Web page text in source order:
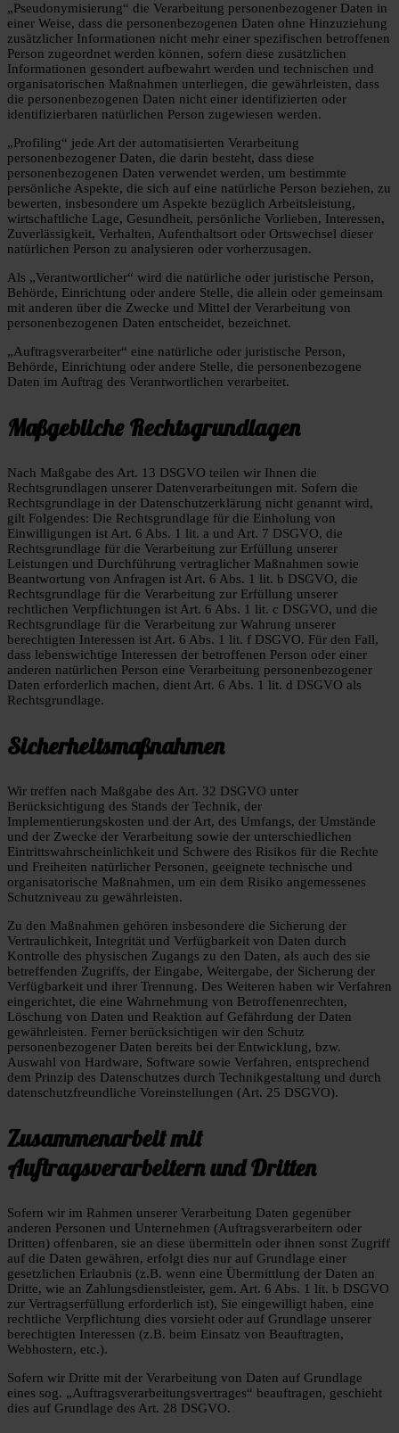
„Pseudonymisierung“ die Verarbeitung personenbezogener Daten in
einer Weise, dass die personenbezogenen Daten ohne Hinzuziehung
zusätzlicher Informationen nicht mehr einer spezifischen betroffenen
Person zugeordnet werden können, sofern diese zusätzlichen
Informationen gesondert aufbewahrt werden und technischen und
organisatorischen Maßnahmen unterliegen, die gewährleisten, dass
die personenbezogenen Daten nicht einer identifizierten oder
identifizierbaren natürlichen Person zugewiesen werden.
„Profiling“ jede Art der automatisierten Verarbeitung
personenbezogener Daten, die darin besteht, dass diese
personenbezogenen Daten verwendet werden, um bestimmte
persönliche Aspekte, die sich auf eine natürliche Person beziehen, zu
bewerten, insbesondere um Aspekte bezüglich Arbeitsleistung,
wirtschaftliche Lage, Gesundheit, persönliche Vorlieben, Interessen,
Zuverlässigkeit, Verhalten, Aufenthaltsort oder Ortswechsel dieser
natürlichen Person zu analysieren oder vorherzusagen.
Als „Verantwortlicher“ wird die natürliche oder juristische Person,
Behörde, Einrichtung oder andere Stelle, die allein oder gemeinsam
mit anderen über die Zwecke und Mittel der Verarbeitung von
personenbezogenen Daten entscheidet, bezeichnet.
„Auftragsverarbeiter“ eine natürliche oder juristische Person,
Behörde, Einrichtung oder andere Stelle, die personenbezogene
Daten im Auftrag des Verantwortlichen verarbeitet.
Maßgebliche Rechtsgrundlagen
Nach Maßgabe des Art. 13 DSGVO teilen wir Ihnen die
Rechtsgrundlagen unserer Datenverarbeitungen mit. Sofern die
Rechtsgrundlage in der Datenschutzerklärung nicht genannt wird,
gilt Folgendes: Die Rechtsgrundlage für die Einholung von
Einwilligungen ist Art. 6 Abs. 1 lit. a und Art. 7 DSGVO, die
Rechtsgrundlage für die Verarbeitung zur Erfüllung unserer
Leistungen und Durchführung vertraglicher Maßnahmen sowie
Beantwortung von Anfragen ist Art. 6 Abs. 1 lit. b DSGVO, die
Rechtsgrundlage für die Verarbeitung zur Erfüllung unserer
rechtlichen Verpflichtungen ist Art. 6 Abs. 1 lit. c DSGVO, und die
Rechtsgrundlage für die Verarbeitung zur Wahrung unserer
berechtigten Interessen ist Art. 6 Abs. 1 lit. f DSGVO. Für den Fall,
dass lebenswichtige Interessen der betroffenen Person oder einer
anderen natürlichen Person eine Verarbeitung personenbezogener
Daten erforderlich machen, dient Art. 6 Abs. 1 lit. d DSGVO als
Rechtsgrundlage.
Sicherheitsmaßnahmen
Wir treffen nach Maßgabe des Art. 32 DSGVO unter
Berücksichtigung des Stands der Technik, der
Implementierungskosten und der Art, des Umfangs, der Umstände
und der Zwecke der Verarbeitung sowie der unterschiedlichen
Eintrittswahrscheinlichkeit und Schwere des Risikos für die Rechte
und Freiheiten natürlicher Personen, geeignete technische und
organisatorische Maßnahmen, um ein dem Risiko angemessenes
Schutzniveau zu gewährleisten.
Zu den Maßnahmen gehören insbesondere die Sicherung der
Vertraulichkeit, Integrität und Verfügbarkeit von Daten durch
Kontrolle des physischen Zugangs zu den Daten, als auch des sie
betreffenden Zugriffs, der Eingabe, Weitergabe, der Sicherung der
Verfügbarkeit und ihrer Trennung. Des Weiteren haben wir Verfahren
eingerichtet, die eine Wahrnehmung von Betroffenenrechten,
Löschung von Daten und Reaktion auf Gefährdung der Daten
gewährleisten. Ferner berücksichtigen wir den Schutz
personenbezogener Daten bereits bei der Entwicklung, bzw.
Auswahl von Hardware, Software sowie Verfahren, entsprechend
dem Prinzip des Datenschutzes durch Technikgestaltung und durch
datenschutzfreundliche Voreinstellungen (Art. 25 DSGVO).
Zusammenarbeit mit
Auftragsverarbeitern und Dritten
Sofern wir im Rahmen unserer Verarbeitung Daten gegenüber
anderen Personen und Unternehmen (Auftragsverarbeitern oder
Dritten) offenbaren, sie an diese übermitteln oder ihnen sonst Zugriff
auf die Daten gewähren, erfolgt dies nur auf Grundlage einer
gesetzlichen Erlaubnis (z.B. wenn eine Übermittlung der Daten an
Dritte, wie an Zahlungsdienstleister, gem. Art. 6 Abs. 1 lit. b DSGVO
zur Vertragserfüllung erforderlich ist), Sie eingewilligt haben, eine
rechtliche Verpflichtung dies vorsieht oder auf Grundlage unserer
berechtigten Interessen (z.B. beim Einsatz von Beauftragten,
Webhostern, etc.).
Sofern wir Dritte mit der Verarbeitung von Daten auf Grundlage
eines sog. „Auftragsverarbeitungsvertrages“ beauftragen, geschieht
dies auf Grundlage des Art. 28 DSGVO.